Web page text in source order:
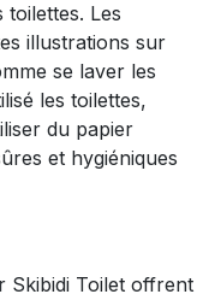
toilettes. Les
illustrations sur
se laver les
les toilettes,
du papier
et hygiéniques
Skibidi Toilet offrent